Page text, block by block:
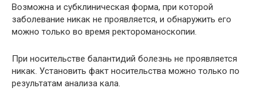
Возможна и субклиническая форма, при которой
заболевание никак не проявляется, и обнаружить его
можно только во время ректороманоскопии.
При носительстве балантидий болезнь не проявляется
никак. Установить факт носительства можно только по
результатам анализа кала.